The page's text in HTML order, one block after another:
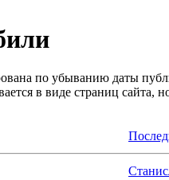
по убыванию даты
в виде страниц